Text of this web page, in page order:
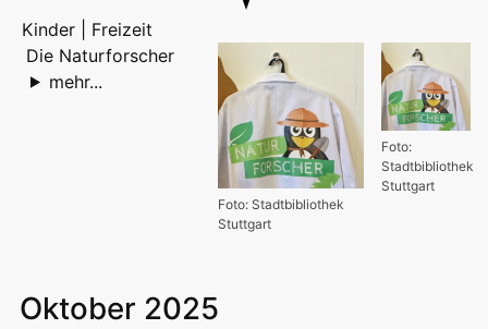
Kinder | Freizeit
Foto:
Stadtbibliothek
Stuttgart
Foto: Stadtbibliothek
Stuttgart
Die Naturforscher
mehr...
Oktober 2025